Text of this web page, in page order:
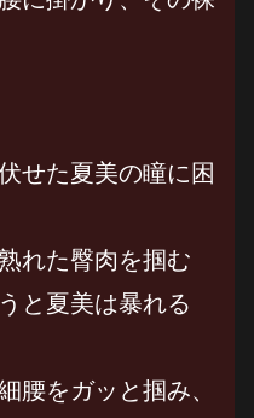
せた夏美の瞳に困
れた臀肉を掴む
と夏美は暴れる
腰をガッと掴み、